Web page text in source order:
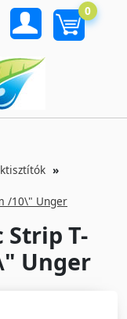
0
/10\" Unger
Strip T-
Unger